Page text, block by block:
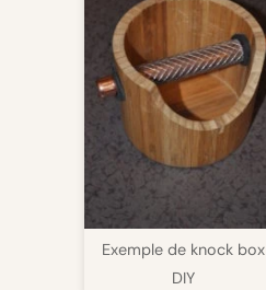
Exemple de knock box
DIY